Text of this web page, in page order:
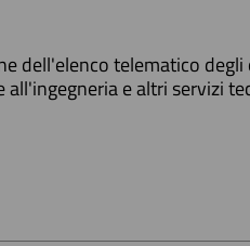
dell'elenco telematico
e altri servizi